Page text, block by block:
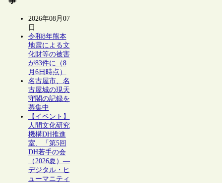
2026年08月07
日
令和8年熊本
地震による文
化財等の被害
が83件に（8
月6日時点）
名古屋市、名
古屋城の現天
守閣の記録を
募集中
【イベント】
人間文化研究
機構DH推進
室、「第5回
DH若手の会
（2026夏）―
デジタル・ヒ
ューマニティ